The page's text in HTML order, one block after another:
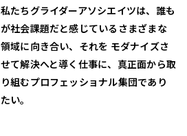
私たちグライダーアソシエイツは、誰も
が社会課題だと感じているさまざまな
領域に向き合い、それを モダナイズさ
せて解決へと導く仕事に、真正面から取
り組むプロフェッショナル集団であり
たい。